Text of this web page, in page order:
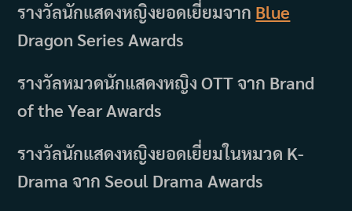
รางวัลนักแสดงหญิงยอดเยี่ยมจาก Blue
Dragon Series Awards
รางวัลหมวดนักแสดงหญิง OTT จาก Brand
of the Year Awards
รางวัลนักแสดงหญิงยอดเยี่ยมในหมวด K-
Drama จาก Seoul Drama Awards